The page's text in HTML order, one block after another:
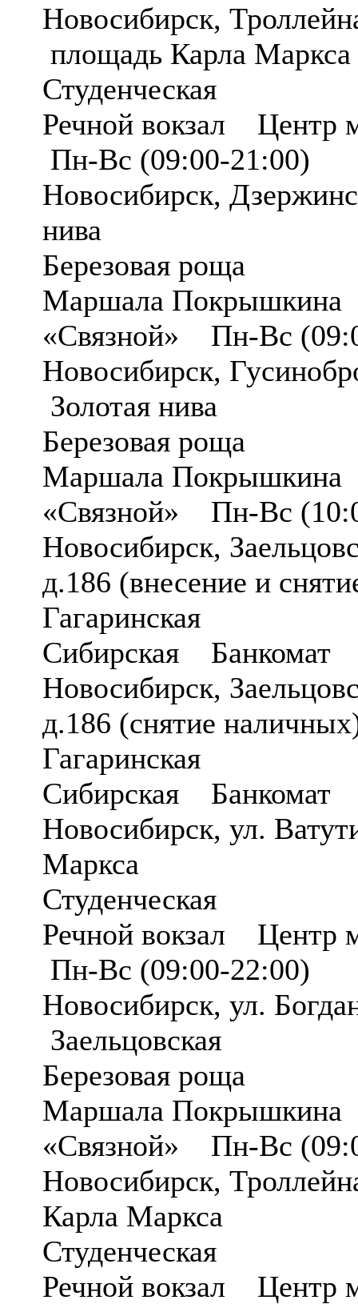
Новосибирск,
площадь Карла Маркса
Студенческая
Речной вокзал Центр
Пн-Вс (09:00-21:00)
Новосибирск,
нива
Березовая роща
Маршала Покрышкина
«Связной» Пн-Вс
Новосибирск,
Золотая нива
Березовая роща
Маршала Покрышкина
«Связной» Пн-Вс
Новосибирск,
д.186 (внесение и
Гагаринская
Сибирская Банкомат
Новосибирск,
д.186 (снятие
Гагаринская
Сибирская Банкомат
Новосибирск, ул.
Маркса
Студенческая
Речной вокзал Центр
Пн-Вс (09:00-22:00)
Новосибирск, ул.
Заельцовская
Березовая роща
Маршала Покрышкина
«Связной» Пн-Вс
Новосибирск,
Карла Маркса
Студенческая
Речной вокзал Центр